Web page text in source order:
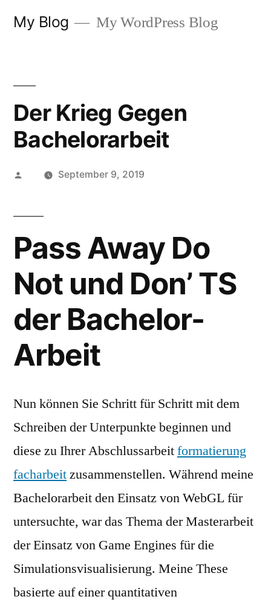
My Blog My WordPress Blog
Der Krieg Gegen
Bachelorarbeit
Posted September 9, 2019
Pass Away Do
Not und Don’ TS
der Bachelor-
Arbeit
Nun können Sie Schritt für Schritt mit dem
Schreiben der Unterpunkte beginnen und
diese zu Ihrer Abschlussarbeitformatierung
facharbeitzusammenstellen. Während meine
Bachelorarbeit den Einsatz von WebGL für
untersuchte, war das Thema der Masterarbeit
der Einsatz von Game Engines für die
Simulationsvisualisierung. Meine These
basierte auf einer quantitativen